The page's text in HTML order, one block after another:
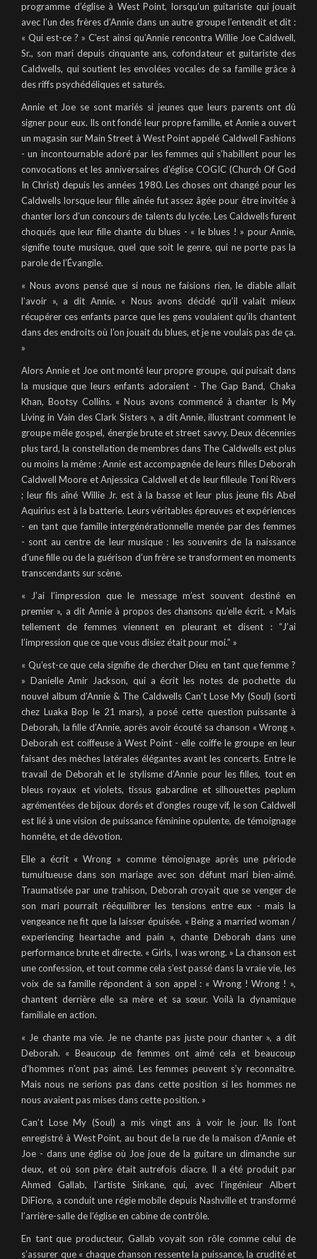
programme d’église à West Point, lorsqu’un guitariste qui jouait
avec l’un des frères d’Annie dans un autre groupe l’entendit et dit :
« Qui est-ce ? » C’est ainsi qu’Annie rencontra Willie Joe Caldwell,
Sr., son mari depuis cinquante ans, cofondateur et guitariste des
Caldwells, qui soutient les envolées vocales de sa famille grâce à
des riffs psychédéliques et saturés.
Annie et Joe se sont mariés si jeunes que leurs parents ont dû
signer pour eux. Ils ont fondé leur propre famille, et Annie a ouvert
un magasin sur Main Street à West Point appelé Caldwell Fashions
- un incontournable adoré par les femmes qui s’habillent pour les
convocations et les anniversaires d’église COGIC (Church Of God
In Christ) depuis les années 1980. Les choses ont changé pour les
Caldwells lorsque leur fille aînée fut assez âgée pour être invitée à
chanter lors d’un concours de talents du lycée. Les Caldwells furent
choqués que leur fille chante du blues - « le blues ! » pour Annie,
signifie toute musique, quel que soit le genre, qui ne porte pas la
parole de l’Évangile.
« Nous avons pensé que si nous ne faisions rien, le diable allait
l’avoir », a dit Annie. « Nous avons décidé qu’il valait mieux
récupérer ces enfants parce que les gens voulaient qu’ils chantent
dans des endroits où l’on jouait du blues, et je ne voulais pas de ça.
»
Alors Annie et Joe ont monté leur propre groupe, qui puisait dans
la musique que leurs enfants adoraient - The Gap Band, Chaka
Khan, Bootsy Collins. « Nous avons commencé à chanter Is My
Living in Vain des Clark Sisters », a dit Annie, illustrant comment le
groupe mêle gospel, énergie brute et street savvy. Deux décennies
plus tard, la constellation de membres dans The Caldwells est plus
ou moins la même : Annie est accompagnée de leurs filles Deborah
Caldwell Moore et Anjessica Caldwell et de leur filleule Toni Rivers
; leur fils aîné Willie Jr. est à la basse et leur plus jeune fils Abel
Aquirius est à la batterie. Leurs véritables épreuves et expériences
- en tant que famille intergénérationnelle menée par des femmes
- sont au centre de leur musique : les souvenirs de la naissance
d’une fille ou de la guérison d’un frère se transforment en moments
transcendants sur scène.
« J’ai l’impression que le message m’est souvent destiné en
premier », a dit Annie à propos des chansons qu’elle écrit. « Mais
tellement de femmes viennent en pleurant et disent : “J’ai
l’impression que ce que vous disiez était pour moi.” »
« Qu’est-ce que cela signifie de chercher Dieu en tant que femme ?
» Danielle Amir Jackson, qui a écrit les notes de pochette du
nouvel album d’Annie & The Caldwells Can’t Lose My (Soul) (sorti
chez Luaka Bop le 21 mars), a posé cette question puissante à
Deborah, la fille d’Annie, après avoir écouté sa chanson « Wrong ».
Deborah est coiffeuse à West Point - elle coiffe le groupe en leur
faisant des mèches latérales élégantes avant les concerts. Entre le
travail de Deborah et le stylisme d’Annie pour les filles, tout en
bleus royaux et violets, tissus gabardine et silhouettes peplum
agrémentées de bijoux dorés et d’ongles rouge vif, le son Caldwell
est lié à une vision de puissance féminine opulente, de témoignage
honnête, et de dévotion.
Elle a écrit « Wrong » comme témoignage après une période
tumultueuse dans son mariage avec son défunt mari bien-aimé.
Traumatisée par une trahison, Deborah croyait que se venger de
son mari pourrait rééquilibrer les tensions entre eux - mais la
vengeance ne fit que la laisser épuisée. « Being a married woman /
experiencing heartache and pain », chante Deborah dans une
performance brute et directe. « Girls, I was wrong. » La chanson est
une confession, et tout comme cela s’est passé dans la vraie vie, les
voix de sa famille répondent à son appel : « Wrong ! Wrong ! »,
chantent derrière elle sa mère et sa sœur. Voilà la dynamique
familiale en action.
« Je chante ma vie. Je ne chante pas juste pour chanter », a dit
Deborah. « Beaucoup de femmes ont aimé cela et beaucoup
d’hommes n’ont pas aimé. Les femmes peuvent s’y reconnaître.
Mais nous ne serions pas dans cette position si les hommes ne
nous avaient pas mises dans cette position. »
Can’t Lose My (Soul) a mis vingt ans à voir le jour. Ils l’ont
enregistré à West Point, au bout de la rue de la maison d’Annie et
Joe - dans une église où Joe joue de la guitare un dimanche sur
deux, et où son père était autrefois diacre. Il a été produit par
Ahmed Gallab, l’artiste Sinkane, qui, avec l’ingénieur Albert
DiFiore, a conduit une régie mobile depuis Nashville et transformé
l’arrière-salle de l’église en cabine de contrôle.
En tant que producteur, Gallab voyait son rôle comme celui de
s’assurer que « chaque chanson ressente la puissance, la crudité et